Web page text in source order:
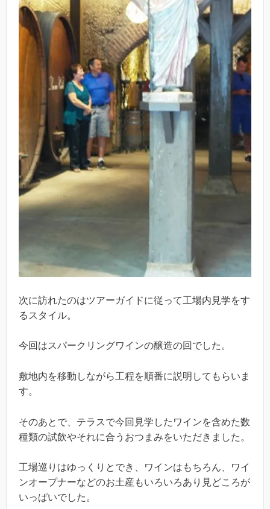
次に訪れたのはツアーガイドに従って工場内見学をす
るスタイル。
今回はスパークリングワインの醸造の回でした。
敷地内を移動しながら工程を順番に説明してもらいま
す。
そのあとで、テラスで今回見学したワインを含めた数
種類の試飲やそれに合うおつまみをいただきました。
工場巡りはゆっくりとでき、ワインはもちろん、ワイ
ンオープナーなどのお土産もいろいろあり見どころが
いっぱいでした。